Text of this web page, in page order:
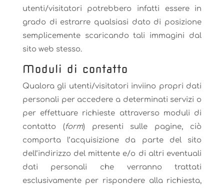
utenti/visitatori potrebbero infatti essere in
grado di estrarre qualsiasi dato di posizione
semplicemente scaricando tali immagini dal
sito web stesso.
Moduli di contatto
Qualora gli utenti/visitatori inviino propri dati
personali per accedere a determinati servizi o
per effettuare richieste attraverso moduli di
contatto (form) presenti sulle pagine, ciò
comporta l’acquisizione da parte del sito
dell’indirizzo del mittente e/o di altri eventuali
dati personali che verranno trattati
esclusivamente per rispondere alla richiesta,